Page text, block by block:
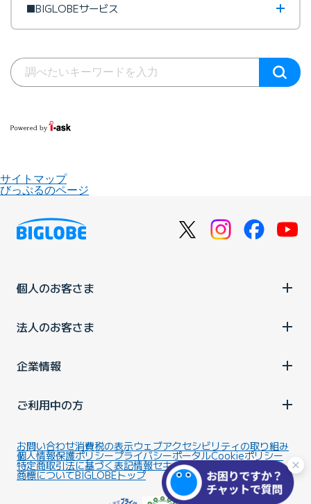
■BIGLOBEサービス
サイトマップ
びっぷるのページ
個人のお客さま
法人のお客さま
企業情報
ご利用中の方
お問い合わせ消費税の表示ウェブアクセシビリティの取り組み
個人情報保護ポリシープライバシーポータルCookieポリシー
特定商取引法に基づく表記情報セキュリティ基本方針
商標についてBIGLOBEトップ